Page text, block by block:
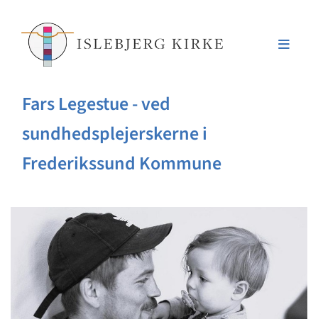
Fars Legestue - ved
sundhedsplejerskerne i
Frederikssund Kommune